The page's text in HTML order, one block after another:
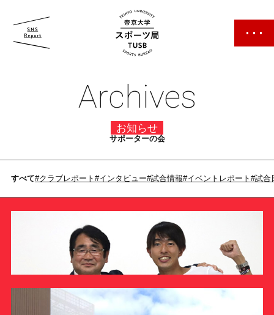
スポーツ局について
カレンダー
ファン・サポーター
サポーターの会カレンダー
お知らせ
Archives
お知らせ
サポーターの会
すべて#クラブレポート #インタビュー#試合情報#イベントレポート #試合